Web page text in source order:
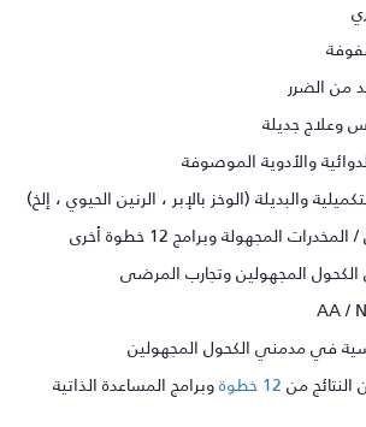
12 خطوة وبرامج المساعدة الذاتية